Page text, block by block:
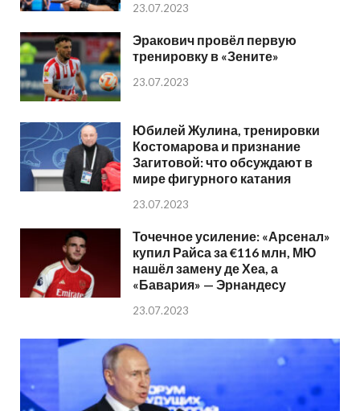
23.07.2023
Эракович провёл первую
тренировку в «Зените»
23.07.2023
Юбилей Жулина, тренировки
Костомарова и признание
Загитовой: что обсуждают в
мире фигурного катания
23.07.2023
Точечное усиление: «Арсенал»
купил Райса за €116 млн, МЮ
нашёл замену де Хеа, а
«Бавария» — Эрнандесу
23.07.2023